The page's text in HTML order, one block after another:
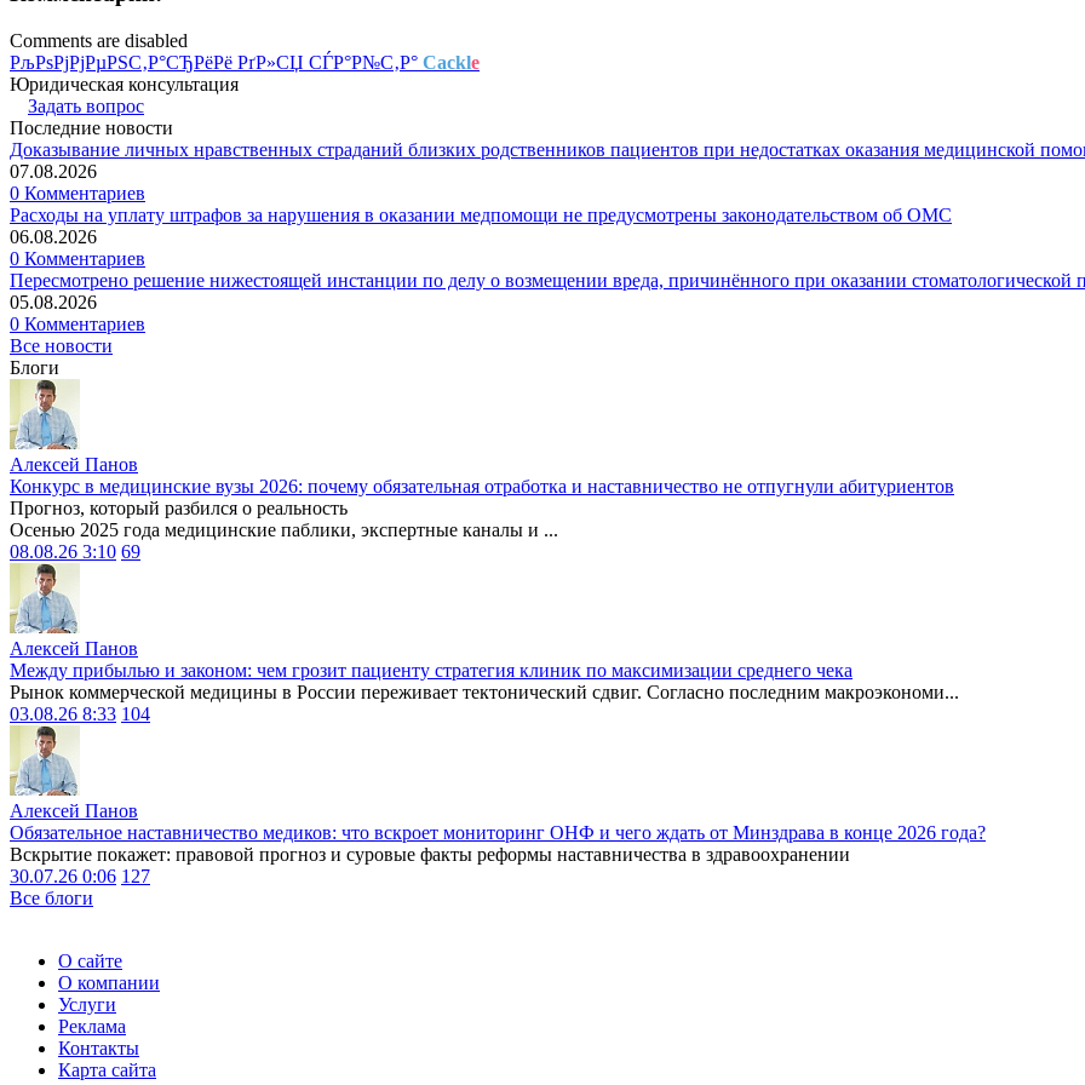
Comments are disabled
РљРѕРјРјРµРЅС‚Р°СЂРёРё РґР»СЏ СЃР°Р№С‚Р° Cackle
Юридическая консультация
Задать вопрос
Последние новости
Доказывание личных нравственных страданий близких родственников пациентов при недостатках оказания медицинской
07.08.2026
0 Комментариев
Расходы на уплату штрафов за нарушения в оказании медпомощи не предусмотрены законодательством об ОМС
06.08.2026
0 Комментариев
Пересмотрено решение нижестоящей инстанции по делу о возмещении вреда, причинённого при оказании стоматологической
05.08.2026
0 Комментариев
Все новости
Блоги
Алексей Панов
Конкурс в медицинские вузы 2026: почему обязательная отработка и наставничество не отпугнули абитуриентов
Прогноз, который разбился о реальность
Осенью 2025 года медицинские паблики, экспертные каналы и ...
08.08.26 3:10 69
Алексей Панов
Между прибылью и законом: чем грозит пациенту стратегия клиник по максимизации среднего чека
Рынок коммерческой медицины в России переживает тектонический сдвиг. Согласно последним макроэкономи...
03.08.26 8:33 104
Алексей Панов
Обязательное наставничество медиков: что вскроет мониторинг ОНФ и чего ждать от Минздрава в конце 2026 года?
Вскрытие покажет: правовой прогноз и суровые факты реформы наставничества в здравоохранении
30.07.26 0:06 127
Все блоги
О сайте
О компании
Услуги
Реклама
Контакты
Карта сайта